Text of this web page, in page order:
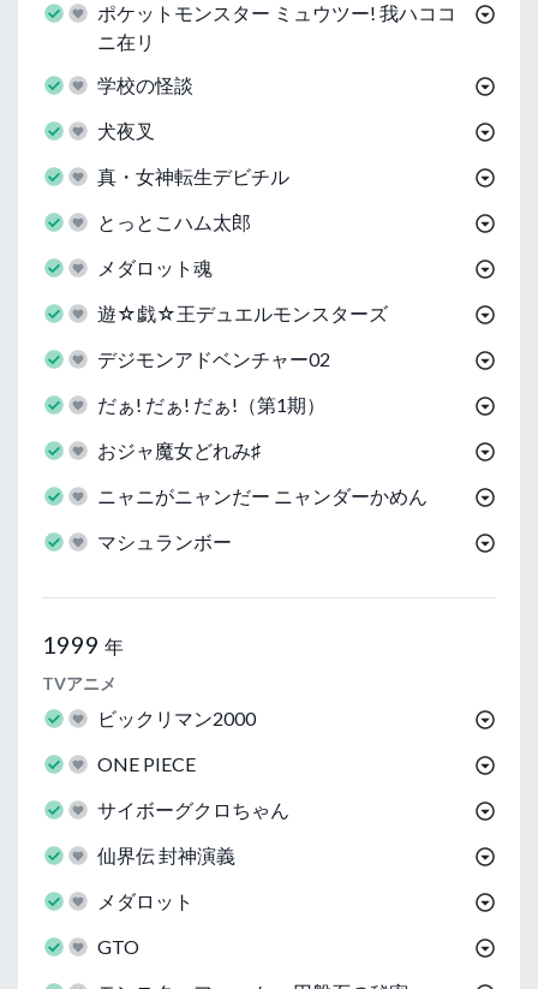
ポケットモンスター ミュウツー! 我ハココ
ニ在リ
学校の怪談
犬夜叉
真・女神転生デビチル
とっとこハム太郎
メダロット魂
遊☆戯☆王デュエルモンスターズ
デジモンアドベンチャー02
だぁ! だぁ! だぁ!（第1期）
おジャ魔女どれみ♯
ニャニがニャンだー ニャンダーかめん
マシュランボー
1999 年
TVアニメ
ビックリマン2000
ONE PIECE
サイボーグクロちゃん
仙界伝 封神演義
メダロット
GTO